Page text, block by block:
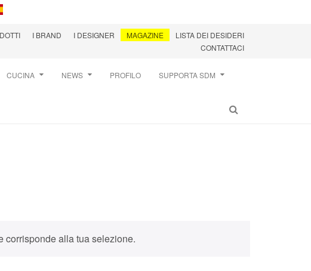
I BRAND I DESIGNER MAGAZINE
LISTA DEI DESIDERI
CONTATTACI
CUCINA NEWS PROFILO SUPPORTA SDM
corrisponde alla tua selezione.